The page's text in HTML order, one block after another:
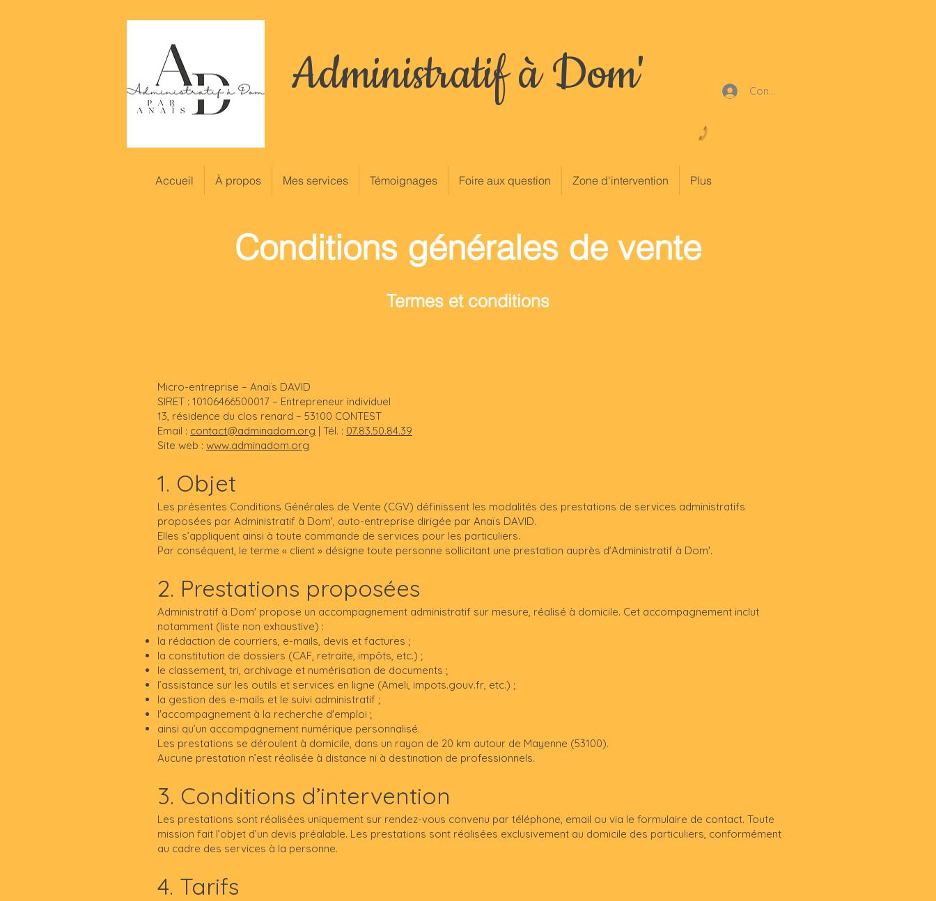
Administratif à Dom' Connexion
Accompagnement administratif à destination des particuliers
Accueil À propos Mes services Témoignages Foire aux question Zone d'intervention Plus
Conditions générales de vente
Termes et conditions
Micro-entreprise – Anaïs DAVID
SIRET : 10106466500017 – Entrepreneur individuel
13, résidence du clos renard – 53100 CONTEST
Email : contact@adminadom.org | Tél. : 07.83.50.84.39
Site web : www.adminadom.org
1. Objet
Les présentes Conditions Générales de Vente (CGV) définissent les modalités des prestations de services administratifs
proposées par Administratif à Dom', auto-entreprise dirigée par Anaïs DAVID.
Elles s’appliquent ainsi à toute commande de services pour les particuliers.
Par conséquent, le terme « client » désigne toute personne sollicitant une prestation auprès d’Administratif à Dom'.
2. Prestations proposées
Administratif à Dom' propose un accompagnement administratif sur mesure, réalisé à domicile. Cet accompagnement inclut
notamment (liste non exhaustive) :
la rédaction de courriers, e-mails, devis et factures ;
la constitution de dossiers (CAF, retraite, impôts, etc.) ;
le classement, tri, archivage et numérisation de documents ;
l’assistance sur les outils et services en ligne (Ameli, impots.gouv.fr, etc.) ;
la gestion des e-mails et le suivi administratif ;
l'accompagnement à la recherche d'emploi ;
ainsi qu’un accompagnement numérique personnalisé.
Les prestations se déroulent à domicile, dans un rayon de 20 km autour de Mayenne (53100).
Aucune prestation n’est réalisée à distance ni à destination de professionnels.
3. Conditions d’intervention
Les prestations sont réalisées uniquement sur rendez-vous convenu par téléphone, email ou via le formulaire de contact. Toute
mission fait l’objet d’un devis préalable. Les prestations sont réalisées exclusivement au domicile des particuliers, conformément
au cadre des services à la personne.
4. Tarifs